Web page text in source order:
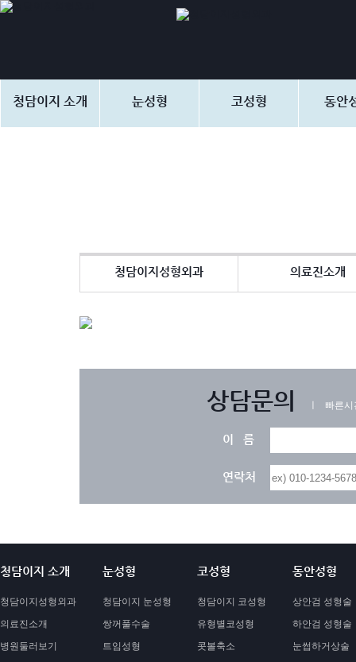
청담이지 소개 눈성형 코성형 동안
청담이지성형외과 의료진소개
상담문의 ㅣ 빠른
이 름
연락처
청담이지 소개
청담이지성형외과
의료진소개
병원둘러보기
눈성형
청담이지 눈성형
쌍꺼풀수술
트임성형
코성형
청담이지 코성형
유형별코성형
콧볼축소
동안성형
상안검 성형술
하안검 성형술
눈썹하거상술